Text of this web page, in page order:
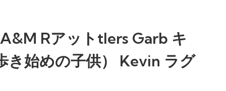
Rアットtlers Garb キ
き始めの子供） Kevin ラグ